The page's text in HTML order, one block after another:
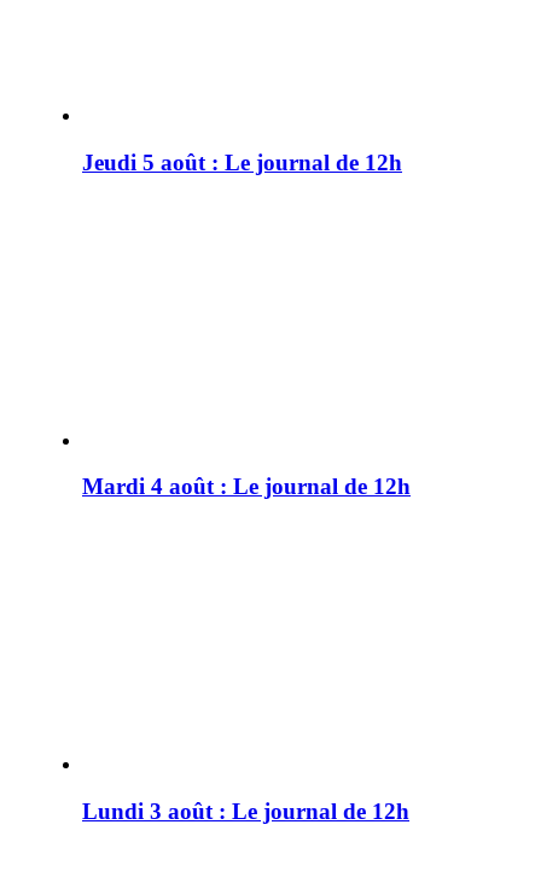
Jeudi 5 août : Le journal de 12h
Mardi 4 août : Le journal de 12h
Lundi 3 août : Le journal de 12h